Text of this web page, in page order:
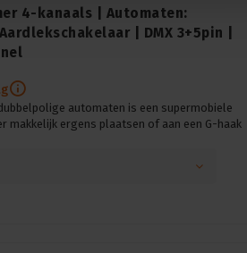
4-kanaals | Automaten:
| DMX 3+5pin |
automaten is een supermobiele
makkelijk ergens plaatsen of aan een G-haak